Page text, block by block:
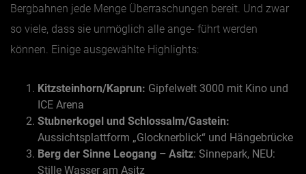
Bergbahnen jede Menge Überraschungen bereit. Und zwar
so viele, dass sie unmöglich alle ange- führt werden
können. Einige ausgewählte Highlights:
Kitzsteinhorn/Kaprun: Gipfelwelt 3000 mit Kino und
ICE Arena
Stubnerkogel und Schlossalm/Gastein:
Aussichtsplattform „Glocknerblick“ und Hängebrücke
Berg der Sinne Leogang – Asitz: Sinnepark, NEU:
Stille Wasser am Asitz